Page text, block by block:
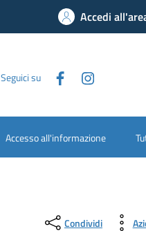
Accedi
Seguici su
Accesso all'informazione
Condividi